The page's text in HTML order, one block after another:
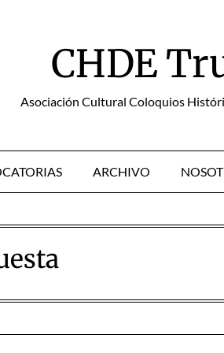
CHDE
Asociación Cultural Coloquios
ARCHIVO